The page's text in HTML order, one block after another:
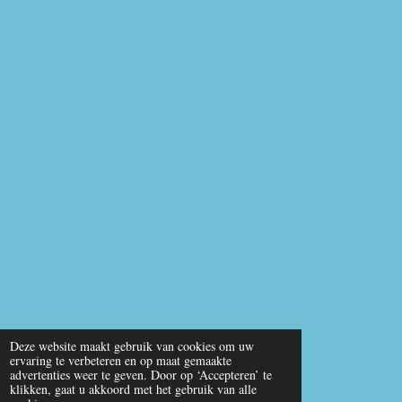
Deze website maakt gebruik van cookies om uw
ervaring te verbeteren en op maat gemaakte
advertenties weer te geven. Door op ‘Accepteren’ te
klikken, gaat u akkoord met het gebruik van alle